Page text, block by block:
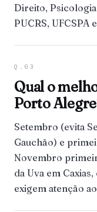
Direito, Psicologia
PUCRS, UFCSPA
Q.03
Qual o
Porto
Setembro (evita
Gauchão) e
Novembro
da Uva em
exigem atenção